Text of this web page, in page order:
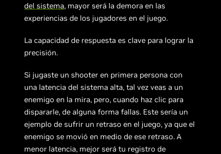
del sistema, mayor será la demora en las
experiencias de los jugadores en el juego.
La capacidad de respuesta es clave para lograr la
precisión.
Si jugaste un shooter en primera persona con
una latencia del sistema alta, tal vez veas a un
enemigo en la mira, pero, cuando haz clic para
dispararle, de alguna forma fallas. Este sería un
ejemplo de sufrir un retraso en el juego, ya que el
enemigo se movió en medio de ese retraso. A
menor latencia, mejor será tu registro de